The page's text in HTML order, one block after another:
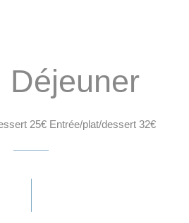
Déjeuner
25€ Entrée/plat/dessert 32€